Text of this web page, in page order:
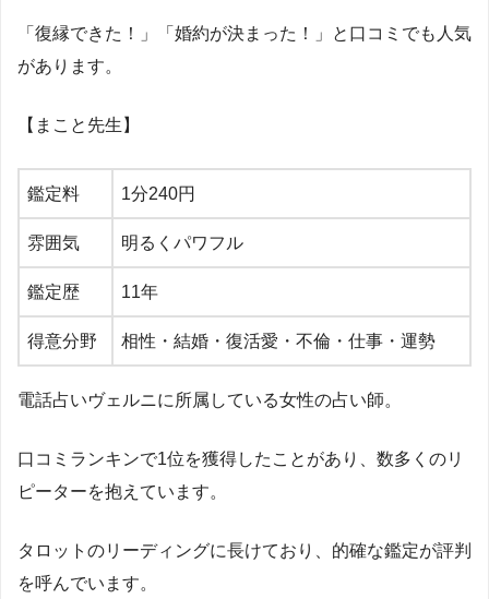
「復縁できた！」「婚約が決まった！」と口コミでも人気
があります。
【まこと先生】
鑑定料 1分240円
雰囲気 明るくパワフル
鑑定歴 11年
得意分野 相性・結婚・復活愛・不倫・仕事・運勢
電話占いヴェルニに所属している女性の占い師。
口コミランキンで1位を獲得したことがあり、数多くのリ
ピーターを抱えています。
タロットのリーディングに長けており、的確な鑑定が評判
を呼んでいます。